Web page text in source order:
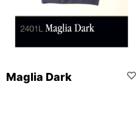
Maglia Dark